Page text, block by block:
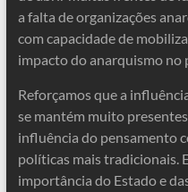
a falta de organizações
com capacidade de
impacto do anarquismo no
Reforçamos que a
se mantém muito
influência do pensamento
políticas mais tradicionais.
importância do Estado e